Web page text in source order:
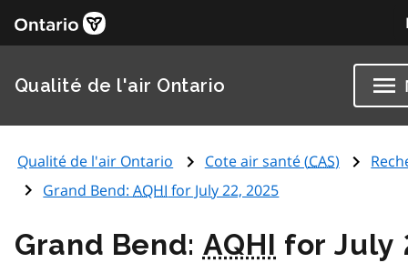
Qualité de l'air Ontario
Qualité de l'air Ontario Cote air santé (CAS)
Grand Bend:AQHI for July 22, 2025
Grand Bend: AQHI for July